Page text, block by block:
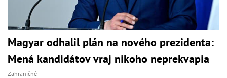
Magyar odhalil plán na nového prezidenta:
Mená kandidátov vraj nikoho neprekvapia
Zahraničné